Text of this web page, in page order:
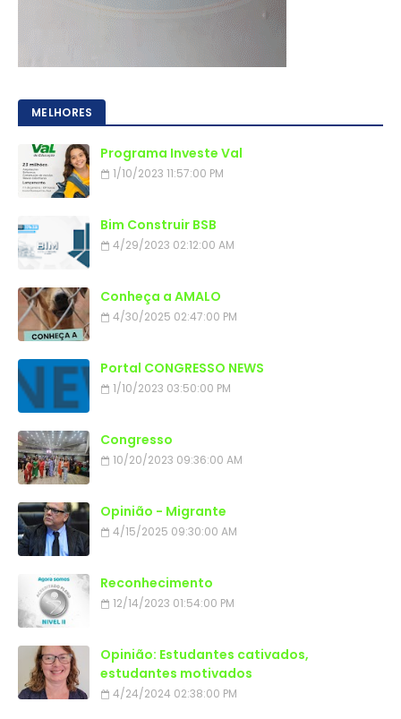
MELHORES
Programa Investe Val
1/10/2023 11:57:00 PM
Bim Construir BSB
4/29/2023 02:12:00 AM
Conheça a AMALO
4/30/2025 02:47:00 PM
Portal CONGRESSO NEWS
1/10/2023 03:50:00 PM
Congresso
10/20/2023 09:36:00 AM
Opinião - Migrante
4/15/2025 09:30:00 AM
Reconhecimento
12/14/2023 01:54:00 PM
Opinião: Estudantes cativados,
estudantes motivados
4/24/2024 02:38:00 PM